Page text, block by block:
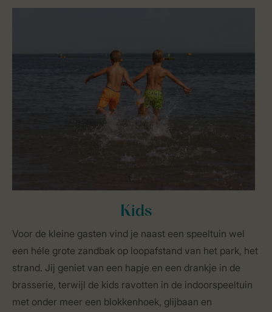
Kids
Voor de kleine gasten vind je naast een speeltuin wel
een héle grote zandbak op loopafstand van het park, het
strand. Jij geniet van een hapje en een drankje in de
brasserie, terwijl de kids ravotten in de indoorspeeltuin
met onder meer een blokkenhoek, glijbaan en